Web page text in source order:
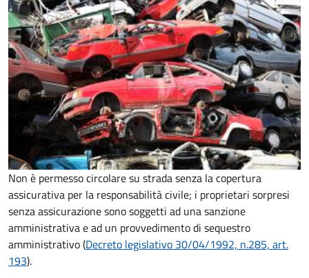
Non è permesso circolare su strada senza la copertura
assicurativa per la responsabilità civile; i proprietari sorpresi
senza assicurazione sono soggetti ad una sanzione
amministrativa e ad un provvedimento di sequestro
amministrativo (Decreto legislativo 30/04/1992, n.285, art.
193).